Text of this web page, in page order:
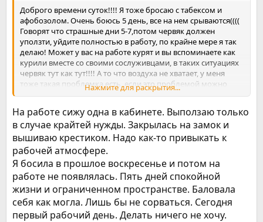
Доброго времени суток!!!! Я тоже бросаю с табексом и
афобозолом. Очень боюсь 5 день, все на нем срываются((((
Говорят что страшные дни 5-7,потом червяк должен
уползти, уйдите полностью в работу, по крайне мере я так
делаю! Может у вас на работе курят и вы вспоминаете как
курили вместе со своими сослуживцами, в таких ситуациях
червяк тут как тут!!!! А то что воздуха не хватает, у меня
тоже такая проблемка есть, если это проблемой можно
назвать, многие говорят из за того что резко бросили
это время в легких накопилось много гари и смолы, типо
они должны выходить, а на их место должен приходить
кислород,которого нам не хватает, кто то напугал и написал
что это вегето - сосудистая дистония
Нажмите для раскрытия...
На работе сижу одна в кабинете. Выползаю только
в случае крайтей нужды. Закрылась на замок и
вышиваю крестиком. Надо как-то привыкать к
рабочей атмосфере.
Я босила в прошлое воскресенье и потом на
работе не появлялась. Пять дней спокойной
жизни и ограниченном пространстве. Баловала
себя как могла. Лишь бы не сорваться. Сегодня
первый рабочий день. Делать ничего не хочу.